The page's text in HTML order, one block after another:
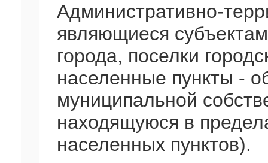
Административно-
являющиеся
города, поселки
населенные пункты -
муниципальной
находящуюся в
населенных пунктов).